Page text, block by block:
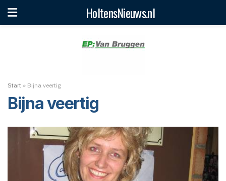
HoltensNieuws.nl
Start » Bijna veertig
Bijna veertig